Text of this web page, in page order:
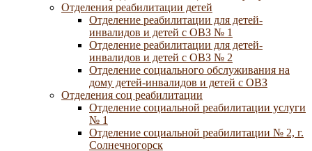
Отделения реабилитации детей
Отделение реабилитации для детей-
инвалидов и детей с ОВЗ № 1
Отделение реабилитации для детей-
инвалидов и детей с ОВЗ № 2
Отделение социального обслуживания на
дому детей-инвалидов и детей с ОВЗ
Отделения соц реабилитации
Отделение социальной реабилитации услуги
№ 1
Отделение социальной реабилитации № 2, г.
Солнечногорск